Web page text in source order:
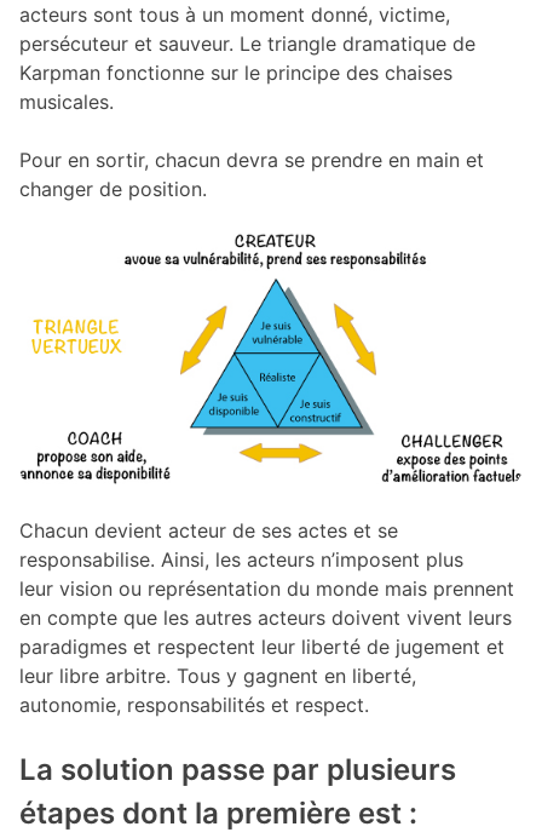
acteurs sont tous à un moment donné, victime,
persécuteur et sauveur. Le triangle dramatique de
Karpman fonctionne sur le principe des chaises
musicales.
Pour en sortir, chacun devra se prendre en main et
changer de position.
Chacun devient acteur de ses actes et se
responsabilise. Ainsi, les acteurs n’imposent plus
leur vision ou représentation du monde mais prennent
en compte que les autres acteurs doivent vivent leurs
paradigmes et respectent leur liberté de jugement et
leur libre arbitre. Tous y gagnent en liberté,
autonomie, responsabilités et respect.
La solution passe par plusieurs
étapes dont la première est :